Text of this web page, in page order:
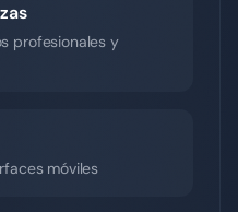
profesionales y
móviles